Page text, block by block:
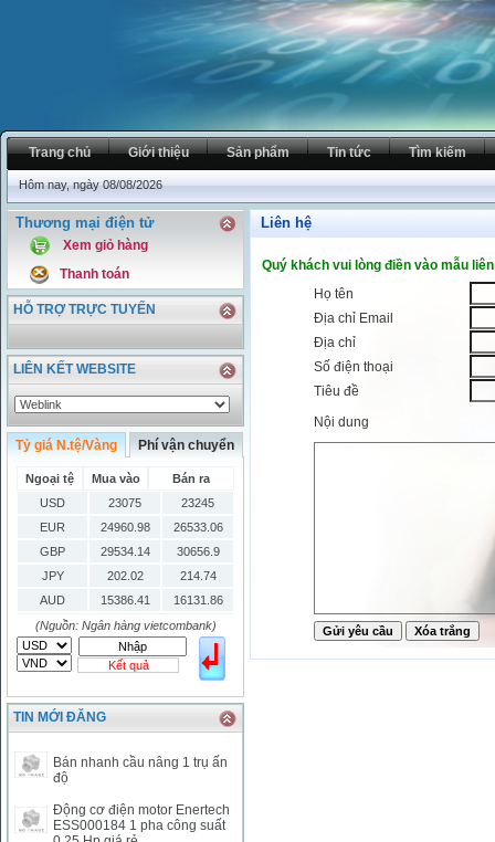
Trang chủ Giới thiệu Sản phẩm Tin tức Tìm kiếm
Hôm nay, ngày 08/08/2026
Thương mại điện tử
Xem giỏ hàng
Thanh toán
HỖ TRỢ TRỰC TUYẾN
LIÊN KẾT WEBSITE
Tỷ giá N.tệ/Vàng Phí vận chuyển
Ngoại tệ Mua vào
Bán ra
USD
23075
23245
EUR
24960.98
26533.06
GBP
29534.14
30656.9
JPY
202.02
214.74
AUD
15386.41
16131.86
HKD
2906.04
3028.6
SGD
16755.29
17427.08
THB
666.2
786.99
CAD
17223.74
18058.21
CHF
23161.62
24283.77
INR
0
340.14
KWD
0
79758.97
(Nguồn: Ngân hàng vietcombank)
Kết quả
TIN MỚI ĐĂNG
Bán nhanh cầu nâng 1 trụ ấn
độ
Động cơ điện motor Enertech
ESS000184 1 pha công suất
Liên hệ
Quý khách vui lòng điền vào mẫu
Họ tên
Địa chỉ Email
Địa chỉ
Số điện thoại
Tiêu đề
Nội dung